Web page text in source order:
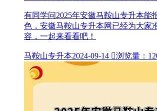
有同学问2025年安徽马鞍山专升本能
色，安徽马鞍山专升本网已经为大家
容，一起来看看吧！
马鞍山专升本2024-09-14 浏览量：